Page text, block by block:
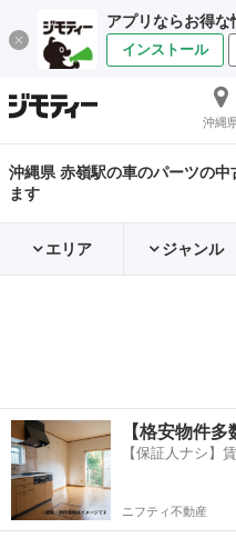
アプリならお得な
インストール
沖縄
沖縄県 赤嶺駅の車のパーツの中
ます
エリア ジャンル
【格安物件
【保証人ナシ】
ニフティ不動産